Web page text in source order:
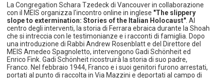
La Congregation Schara Tzedeck di Vancouver in collaborazione
con il MEIS organizza l'incontro online in inglese "The slippery
slope to extermination: Stories of the Italian Holocaust" . Al
centro degli interventi, la storia di Ferrara ebraica durante la Shoah
che si intreccia con le testimonianze e i racconti di famiglia. Dopo
una introduzione di Rabbi Andrew Rosenblatt e del Direttore del
MEIS Amedeo Spagnoletto, intervengono Gadi Schönheit ed
Enrico Fink. Gadi Schönheit ricostruirà la storia di suo padre,
Franco. Nel febbraio 1944, Franco e i suoi genitori furono arrestati,
portati al punto di raccolta in Via Mazzini e deportati al campo di